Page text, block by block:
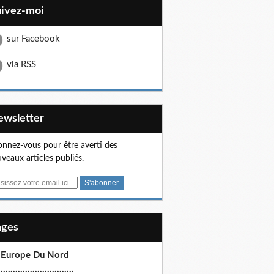
moi
sur Facebook
via RSS
vous pour être averti des
articles publiés.
Du Nord